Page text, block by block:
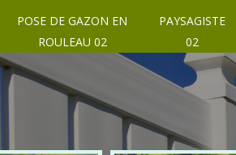
POSE DE GAZON EN
ROULEAU 02
PAYSAGISTE
02